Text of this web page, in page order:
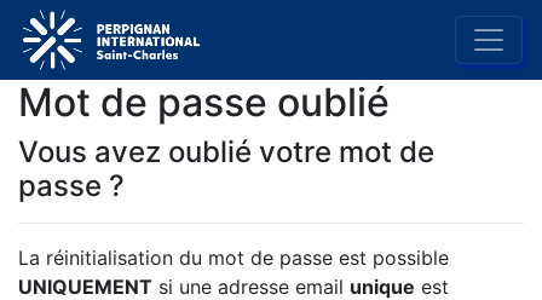
Mot de passe oublié
Vous avez oublié votre mot de
passe ?
La réinitialisation du mot de passe est possible
UNIQUEMENT si une adresse email unique est